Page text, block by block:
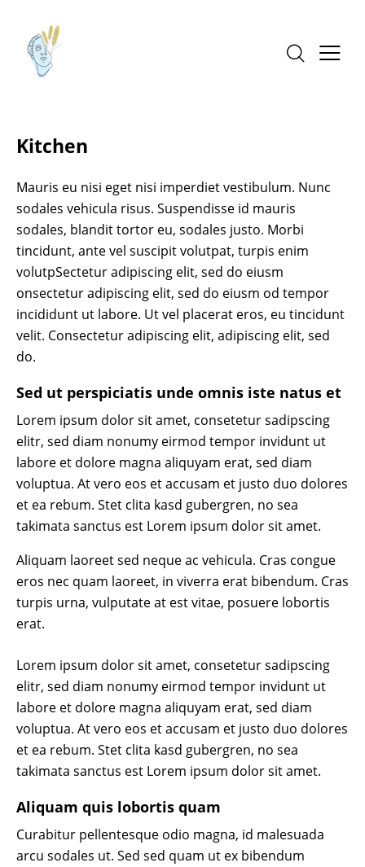
Kitchen
Mauris eu nisi eget nisi imperdiet vestibulum. Nunc
sodales vehicula risus. Suspendisse id mauris
sodales, blandit tortor eu, sodales justo. Morbi
tincidunt, ante vel suscipit volutpat, turpis enim
volutpSectetur adipiscing elit, sed do eiusm
onsectetur adipiscing elit, sed do eiusm od tempor
incididunt ut labore. Ut vel placerat eros, eu tincidunt
velit. Consectetur adipiscing elit, adipiscing elit, sed
do.
Sed ut perspiciatis unde omnis iste natus et
Lorem ipsum dolor sit amet, consetetur sadipscing
elitr, sed diam nonumy eirmod tempor invidunt ut
labore et dolore magna aliquyam erat, sed diam
voluptua. At vero eos et accusam et justo duo dolores
et ea rebum. Stet clita kasd gubergren, no sea
takimata sanctus est Lorem ipsum dolor sit amet.
Aliquam laoreet sed neque ac vehicula. Cras congue
eros nec quam laoreet, in viverra erat bibendum. Cras
turpis urna, vulputate at est vitae, posuere lobortis
erat.
Lorem ipsum dolor sit amet, consetetur sadipscing
elitr, sed diam nonumy eirmod tempor invidunt ut
labore et dolore magna aliquyam erat, sed diam
voluptua. At vero eos et accusam et justo duo dolores
et ea rebum. Stet clita kasd gubergren, no sea
takimata sanctus est Lorem ipsum dolor sit amet.
Aliquam quis lobortis quam
Curabitur pellentesque odio magna, id malesuada
arcu sodales ut. Sed sed quam ut ex bibendum